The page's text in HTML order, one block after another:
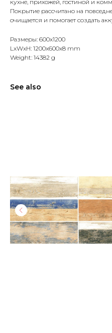
кухне, прихожей, гостиной и
Покрытие рассчитано на
очищается и помогает создать
Размеры: 600x1200
LxWxH: 1200x600x8 mm
Weight: 14382 g
See also